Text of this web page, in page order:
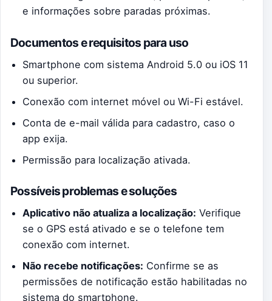
e informações sobre paradas próximas.
Documentos e requisitos para uso
Smartphone com sistema Android 5.0 ou iOS 11
ou superior.
Conexão com internet móvel ou Wi-Fi estável.
Conta de e-mail válida para cadastro, caso o
app exija.
Permissão para localização ativada.
Possíveis problemas e soluções
Aplicativo não atualiza a localização: Verifique
se o GPS está ativado e se o telefone tem
conexão com internet.
Não recebe notificações: Confirme se as
permissões de notificação estão habilitadas no
sistema do smartphone.